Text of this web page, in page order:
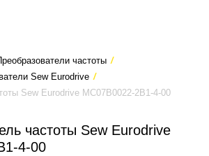
частоты /
Sew Eurodrive /
Sew Eurodrive MC07B0022-2B1-4-00
частоты Sew Eurodrive
4-00